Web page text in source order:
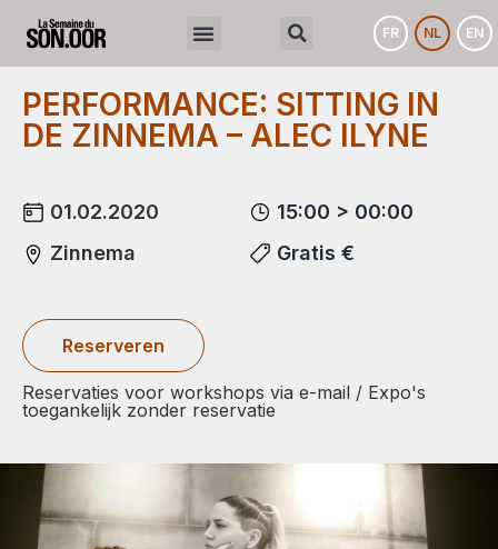
FR NL EN
PERFORMANCE: SITTING IN
DE ZINNEMA – ALEC ILYNE
01.02.2020
Zinnema
15:00 > 00:00
Gratis €
Reserveren
Reservaties voor workshops via e-mail / Expo's
toegankelijk zonder reservatie